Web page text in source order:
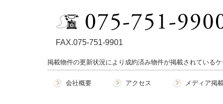
FAX.075-751-9901
掲載物件の更新状況により成約済み物件が掲載されている
会社概要 アクセス メディア掲